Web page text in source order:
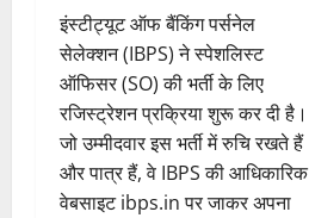
इंस्टीट्यूट ऑफ बैंकिंग पर्सनेल
सेलेक्शन (IBPS) ने स्पेशलिस्ट
ऑफिसर (SO) की भर्ती के लिए
रजिस्ट्रेशन प्रक्रिया शुरू कर दी है।
जो उम्मीदवार इस भर्ती में रुचि रखते हैं
और पात्र हैं, वे IBPS की आधिकारिक
वेबसाइट ibps.in पर जाकर अपना